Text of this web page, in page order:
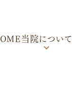
当院について